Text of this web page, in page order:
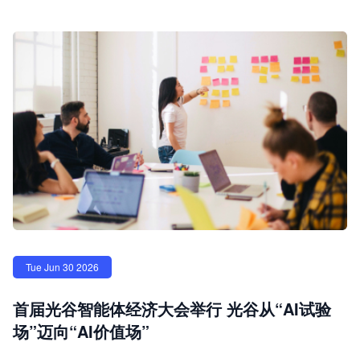
Tue Jun 30 2026
首届光谷智能体经济大会举行 光谷从“AI试验
场”迈向“AI价值场”